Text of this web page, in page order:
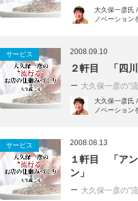
大久保一彦氏
ノベーション
サービス 2008.09.10
２軒目 「四川
大久保一彦の“
大久保一彦氏
ノベーション
サービス 2008.08.13
１軒目 「アン
ン」
大久保一彦の“